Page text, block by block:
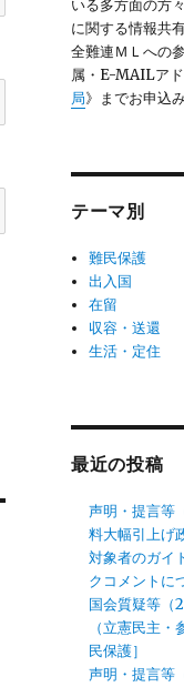
いる多方面の方
に関する情報共
全難連ＭＬへの
属・E-MAILア
局》までお申込
テーマ別
難民保護
出入国
在留
収容・送還
生活・定住
最近の投稿
声明・提言等
料大幅引上げ
対象者のガイ
クコメントに
国会質疑等（
（立憲民主
民保護］
声明・提言等